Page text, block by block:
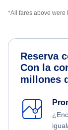
*All fares above were
Reserva
Con la
millones